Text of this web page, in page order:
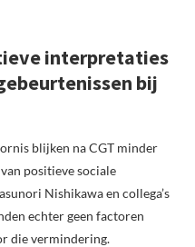
interpretaties
bij
blijken na CGT minder
positieve sociale
Nishikawa en collega’s
echter geen factoren
die vermindering.